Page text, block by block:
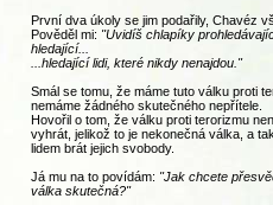
První dva úkoly se jim podařily, Chavéz
Pověděl mi: "Uvidíš chlapíky
hledající...
...hledající lidi, které nikdy nenajdou."
Smál se tomu, že máme tuto válku proti
nemáme žádného skutečného nepřítele.
Hovořil o tom, že válku proti terorizmu
vyhrát, jelikož to je nekonečná válka, a
lidem brát jejich svobody.
Já mu na to povídám: "Jak chcete
válka skutečná?"